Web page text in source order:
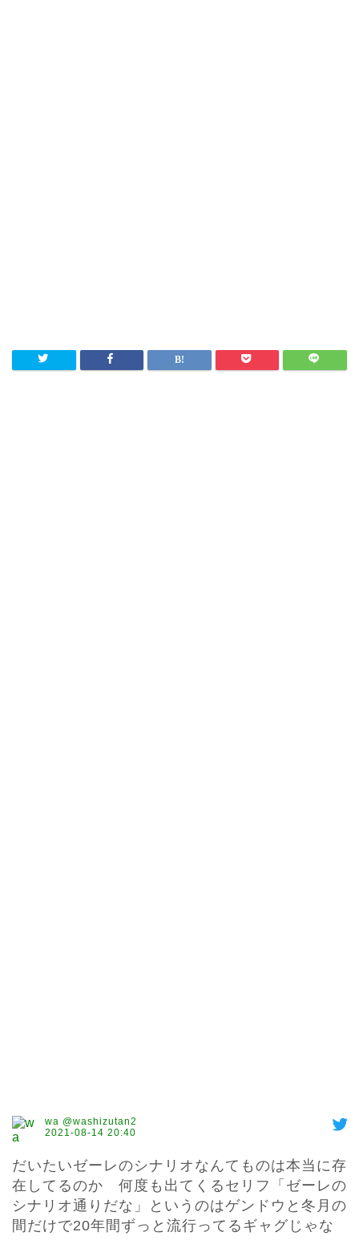
wa @washizutan2
2021-08-14 20:40
だいたいゼーレのシナリオなんてものは本当に存
在してるのか　何度も出てくるセリフ「ゼーレの
シナリオ通りだな」というのはゲンドウと冬月の
間だけで20年間ずっと流行ってるギャグじゃな